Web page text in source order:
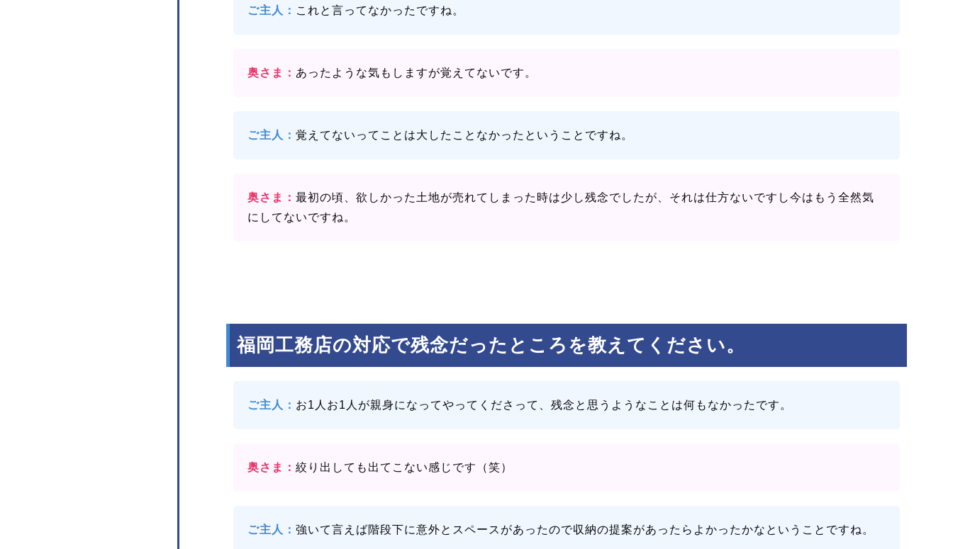
ご主人： これと言ってなかったですね。
奥さま： あったような気もしますが覚えてないです。
ご主人： 覚えてないってことは大したことなかったということですね。
奥さま： 最初の頃、欲しかった土地が売れてしまった時は少し残念でしたが、それは仕方ないですし今はもう全然気
にしてないですね。
福岡工務店の対応で残念だったところを教えてください。
ご主人： お1人お1人が親身になってやってくださって、残念と思うようなことは何もなかったです。
奥さま： 絞り出しても出てこない感じです（笑）
ご主人： 強いて言えば階段下に意外とスペースがあったので収納の提案があったらよかったかなということですね。